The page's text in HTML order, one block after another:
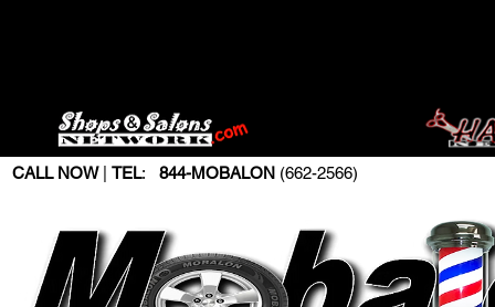
CALL NOW| TEL: 844-MOBALON (662-2566)